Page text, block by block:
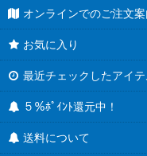
オンラインでのご注文案
お気に入り
最近チェックしたアイテ
５％ﾎﾟｲﾝﾄ還元中！
送料について